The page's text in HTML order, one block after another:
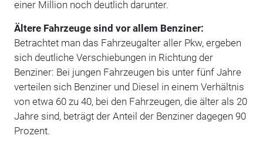
einer Million noch deutlich darunter.
Ältere Fahrzeuge sind vor allem Benziner:
Betrachtet man das Fahrzeugalter aller Pkw, ergeben
sich deutliche Verschiebungen in Richtung der
Benziner: Bei jungen Fahrzeugen bis unter fünf Jahre
verteilen sich Benziner und Diesel in einem Verhältnis
von etwa 60 zu 40, bei den Fahrzeugen, die älter als 20
Jahre sind, beträgt der Anteil der Benziner dagegen 90
Prozent.